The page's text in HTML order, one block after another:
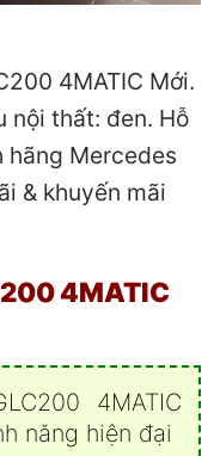
4MATIC Mới.
nội thất: đen. Hỗ
hãng Mercedes
& khuyến mãi
4MATIC
4MATIC
năng hiện đại